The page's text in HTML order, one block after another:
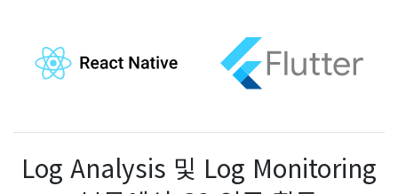
Log Analysis 및 Log Monitoring